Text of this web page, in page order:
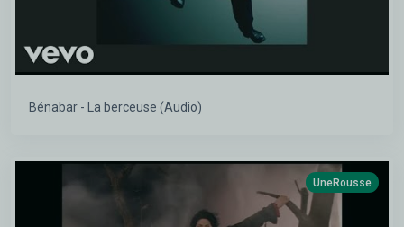
Bénabar - La berceuse (Audio)
UneRousse